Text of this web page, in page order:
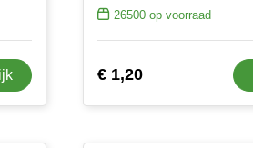
26500 op voorraad
€ 1,20